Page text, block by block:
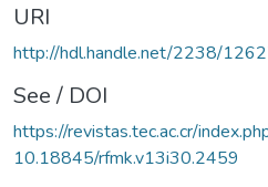
URI
http://hdl.handle.net/2238/
See / DOI
https://revistas.tec.ac.cr/
10.18845/rfmk.v13i30.2459